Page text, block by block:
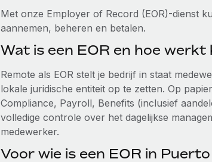
Met onze Employer of Record (EOR)-dienst
aannemen, beheren en betalen.
Wat is een EOR en hoe werkt
Remote als EOR stelt je bedrijf in staat
lokale juridische entiteit op te zetten. Op
Compliance, Payroll, Benefits (inclusief
volledige controle over het dagelijkse
medewerker.
Voor wie is een EOR in